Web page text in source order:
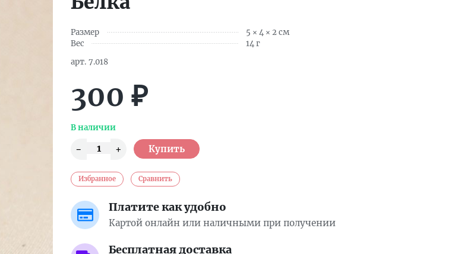
Размер
5 × 4 × 2 см
Вес
14 г
арт. 7.018
300 ₽
В наличии
Избранное Сравнить
Платите как удобно
Картой онлайн или наличными при получении
Бесплатная доставка